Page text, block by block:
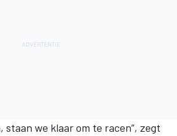
staan we klaar om te racen”, zegt